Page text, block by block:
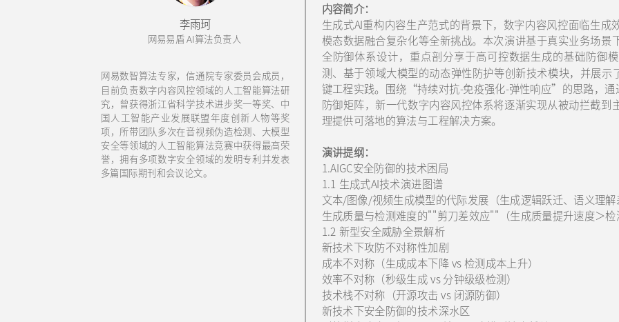
李雨珂
网易易盾 AI算法负责人
内容简介：
生成式AI重构内容生产范式的背景下，数字内容风控面临生
模态数据融合复杂化等全新挑战。本次演讲基于真实业务场景
全防御体系设计，重点剖分享于高可控数据生成的基础防御
测、基于领域大模型的动态弹性防护等创新技术模块，并展
键工程实践。围绕“持续对抗-免疫强化-弹性响应”的思路，
防御矩阵，新一代数字内容风控体系将逐渐实现从被动拦截到
理提供可落地的算法与工程解决方案。
演讲提纲：
1.AIGC安全防御的技术困局
1.1 生成式AI技术演进图谱
文本/图像/视频生成模型的代际发展（生成逻辑跃迁、语义理解
生成质量与检测难度的""剪刀差效应""（生成质量提升速度＞检
1.2 新型安全威胁全景解析
新技术下攻防不对称性加剧
成本不对称（生成成本下降 vs 检测成本上升）
效率不对称（秒级生成 vs 分钟级级检测）
技术栈不对称（开源攻击 vs 闭源防御）
新技术下安全防御的技术深水区
网易数智算法专家，信通院专家委员会成员，
目前负责数字内容风控领域的人工智能算法研
究，曾获得浙江省科学技术进步奖一等奖、中
国人工智能产业发展联盟年度创新人物等奖
项，所带团队多次在音视频伪造检测、大模型
安全等领域的人工智能算法竞赛中获得最高荣
誉，拥有多项数字安全领域的发明专利并发表
多篇国际期刊和会议论文。